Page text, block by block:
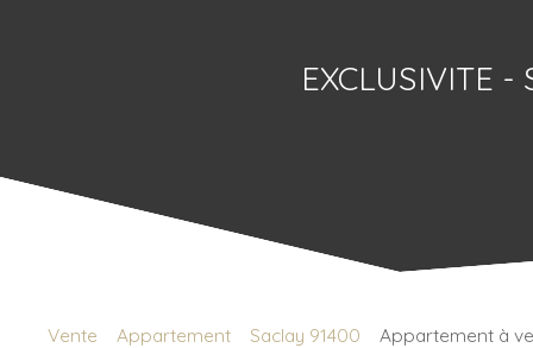
EXCLUSIVITE
Vente Appartement Saclay 91400 Appartement à